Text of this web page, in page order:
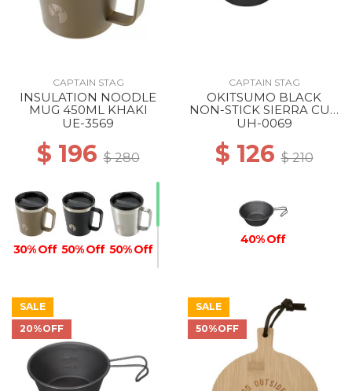
CAPTAIN STAG
INSULATION NOODLE
MUG 450ML KHAKI
UE-3569
$ 196$ 280
30% Off 50% Off 50% Off
50% Off
CAPTAIN STAG
OKITSUMO BLACK
NON-STICK SIERRA CUP
320ML ML
UH-0069
$ 126$ 210
40% Off
SALE
20%OFF
SALE
50%OFF